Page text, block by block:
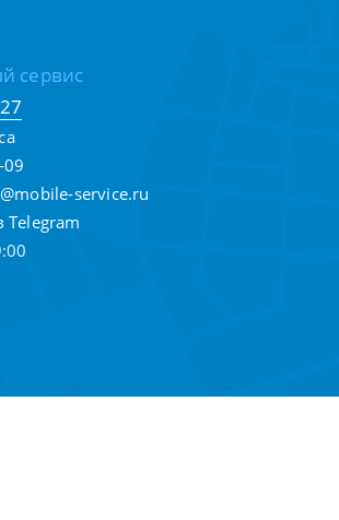
сервис
service.ru
Telegram